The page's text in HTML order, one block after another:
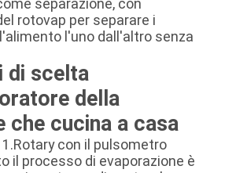
separazione, con
rotovap per separare i
l'uno dall'altro senza
di scelta
della
che cucina a casa
con il pulsometro
il processo di evaporazione è